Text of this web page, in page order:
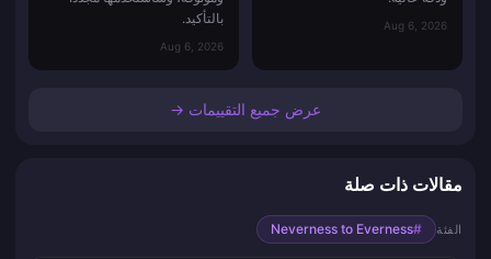
Aug 6, 2026
بالتأكيد.
Aug 6, 2026
عرض جميع التقييمات →
مقالات ذات صلة
الفئة #
Neverness to Everness